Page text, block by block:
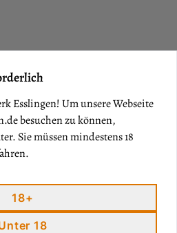
WEINE
GENUSS
Esslingen! Um unsere Webseite
besuchen zu können,
Sie müssen mindestens 18
18+
18